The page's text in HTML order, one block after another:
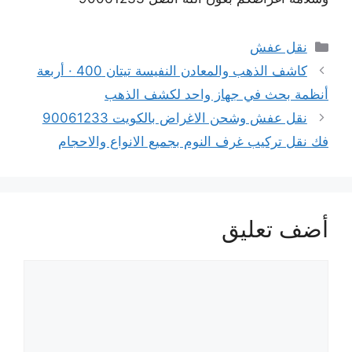
التصنيفات
نقل عفش
كاشف الذهب والمعادن النفيسة تيتان 400 · أربعة
أنظمة بحث في جهاز واحد لكشف الذهب
نقل عفش وشحن الاغراض بالكويت 90061233
فك نقل تركيب غرف النوم بجميع الانواع والاحجام
أضف تعليق